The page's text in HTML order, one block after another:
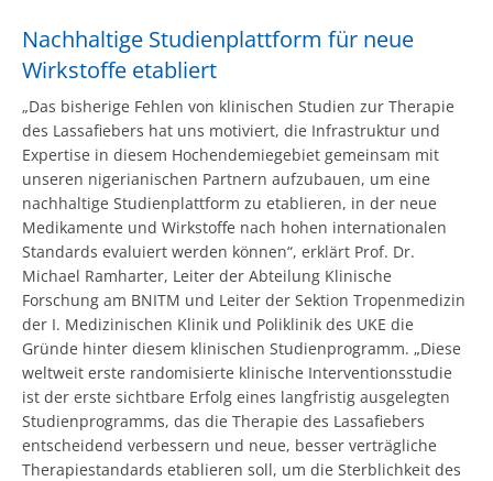
Nachhaltige Studienplattform für neue
Wirkstoffe etabliert
„Das bisherige Fehlen von klinischen Studien zur Therapie
des Lassafiebers hat uns motiviert, die Infrastruktur und
Expertise in diesem Hochendemiegebiet gemeinsam mit
unseren nigerianischen Partnern aufzubauen, um eine
nachhaltige Studienplattform zu etablieren, in der neue
Medikamente und Wirkstoffe nach hohen internationalen
Standards evaluiert werden können“, erklärt Prof. Dr.
Michael Ramharter, Leiter der Abteilung Klinische
Forschung am BNITM und Leiter der Sektion Tropenmedizin
der I. Medizinischen Klinik und Poliklinik des UKE die
Gründe hinter diesem klinischen Studienprogramm. „Diese
weltweit erste randomisierte klinische Interventionsstudie
ist der erste sichtbare Erfolg eines langfristig ausgelegten
Studienprogramms, das die Therapie des Lassafiebers
entscheidend verbessern und neue, besser verträgliche
Therapiestandards etablieren soll, um die Sterblichkeit des